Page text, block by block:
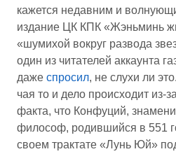
кажется недавним и
издание ЦК КПК «Жэньминь
«шумихой вокруг развода
один из читателей аккаунта
даже спросил, не слухи ли
чая то и дело происходит из-
факта, что Конфуций,
философ, родившийся в 551
своем трактате «Лунь Юй»